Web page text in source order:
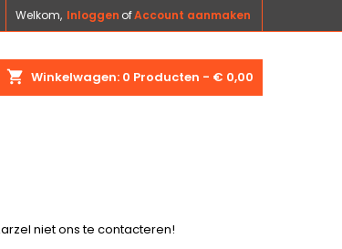
Welkom, Inloggen ofAccount aanmaken
shopping_cart Winkelwagen: 0 Producten - € 0,00
niet ons te contacteren!